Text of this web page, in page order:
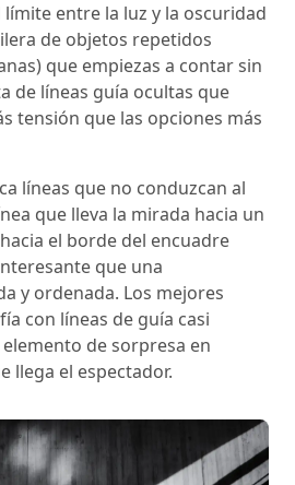
límite entre la luz y la oscuridad
de objetos repetidos
que empiezas a contar sin
de líneas guía ocultas que
tensión que las opciones más
líneas que no conduzcan al
que lleva la mirada hacia un
el borde del encuadre
que una
y ordenada. Los mejores
con líneas de guía casi
de sorpresa en
llega el espectador.